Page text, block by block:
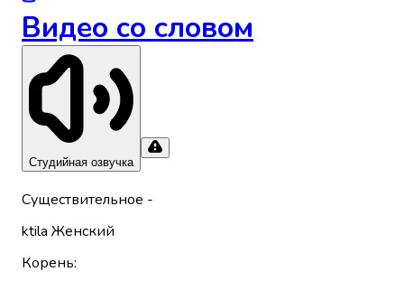
Видео со словом
Студийная озвучка
Существительное -
ktila Женский
Корень: